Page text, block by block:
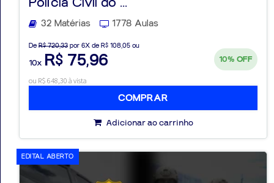
32 Matérias 1778 Aulas
De R$ 720,33 por 6X de R$ 108,05 ou
10x R$ 75,96 10% OFF
ou R$ 648,30 à vista
COMPRAR
Adicionar ao carrinho
EDITAL ABERTO